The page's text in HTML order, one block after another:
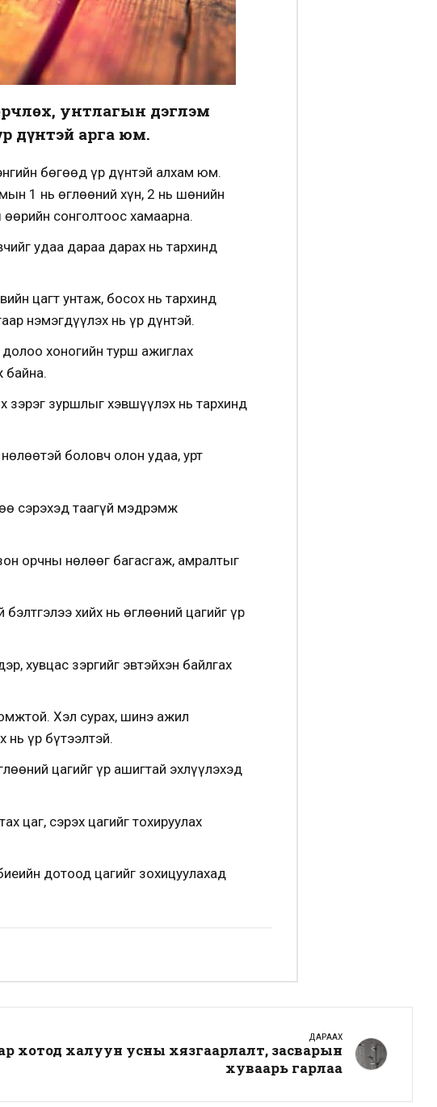
унтлагын дэглэм
дүнтэй арга юм.
бөгөөд үр дүнтэй алхам юм.
1 нь өглөөний хүн, 2 нь шөнийн
сонголтоос хамаарна.
удаа дараа дарах нь тархинд
цагт унтаж, босох нь тархинд
нэмэгдүүлэх нь үр дүнтэй.
долоо хоногийн турш ажиглах
байна.
зэрэг зуршлыг хэвшүүлэх нь тархинд
боловч олон удаа, урт
сэрэхэд таагүй мэдрэмж
орчны нөлөөг багасгаж, амралтыг
хийх нь өглөөний цагийг үр
хувцас зэргийг эвтэйхэн байлгах
Хэл сурах, шинэ ажил
нь үр бүтээлтэй.
цагийг үр ашигтай эхлүүлэхэд
цаг, сэрэх цагийг тохируулах
дотоод цагийг зохицуулахад
ДАРААХ
хотод халуун усны хязгаарлалт, засварын
хуваарь гарлаа